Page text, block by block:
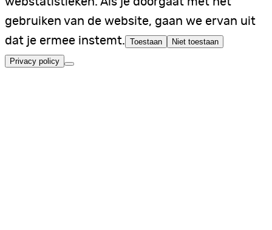
gebruiken van de website, gaan we ervan uit
dat je ermee instemt. Toestaan Niet toestaan
Privacy policy